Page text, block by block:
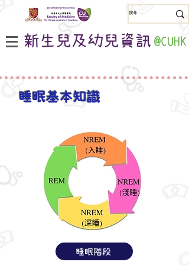
新生兒及幼兒資訊 @CUHK
睡眠基本知識
睡眠階段